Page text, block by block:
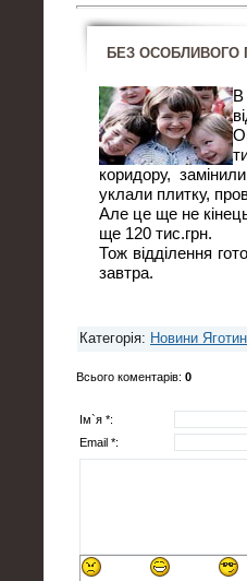
БЕЗ ОСОБЛИВОГО
В
коридору,
уклали плитку,
Але це ще не
ще 120 тис.грн.
Тож відділення
завтра.
Категорія: Новини
Всього коментарів: 0
Ім`я *:
Email *: